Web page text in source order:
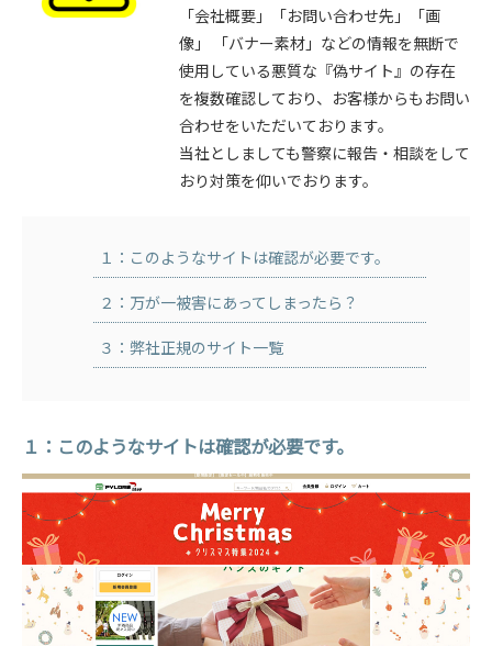
「会社概要」「お問い合わせ先」「画
像」 「バナー素材」などの情報を無断で
使用している悪質な『偽サイト』の存在
を複数確認しており、お客様からもお問い
合わせをいただいております。
当社としましても警察に報告・相談をして
おり対策を仰いでおります。
１：このようなサイトは確認が必要です。
２：万が一被害にあってしまったら？
３：弊社正規のサイト一覧
１：このようなサイトは確認が必要です。